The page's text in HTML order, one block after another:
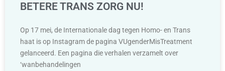
BETERE TRANS ZORG NU!
Op 17 mei, de Internationale dag tegen Homo- en Trans
haat is op Instagram de pagina VUgenderMisTreatment
gelanceerd. Een pagina die verhalen verzamelt over
‘wanbehandelingen